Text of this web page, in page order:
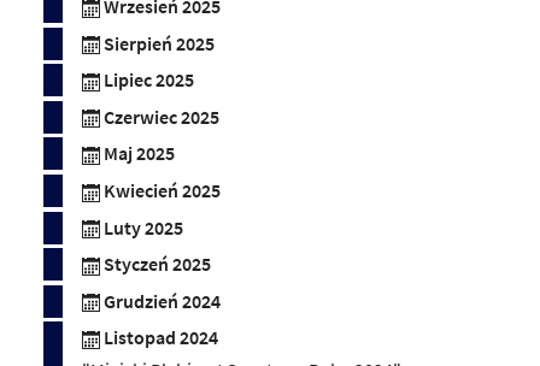
Wrzesień 2025
Sierpień 2025
Lipiec 2025
Czerwiec 2025
Maj 2025
Kwiecień 2025
Luty 2025
Styczeń 2025
Grudzień 2024
Listopad 2024